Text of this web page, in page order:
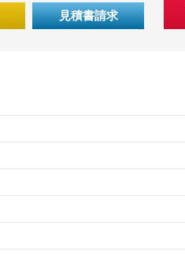
見積書請求